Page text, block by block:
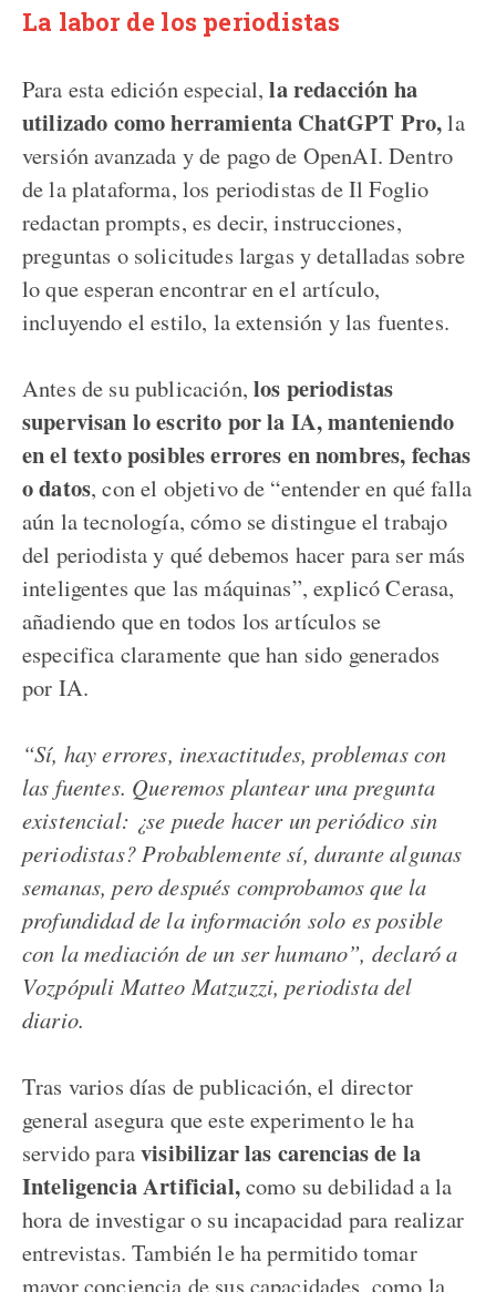
La labor de los periodistas
Para esta edición especial,la redacción ha
utilizado como herramienta ChatGPT Pro,la
versión avanzada y de pago de OpenAI. Dentro
de la plataforma, los periodistas de Il Foglio
redactan prompts, es decir, instrucciones,
preguntas o solicitudes largas y detalladas sobre
lo que esperan encontrar en el artículo,
incluyendo el estilo, la extensión y las fuentes.
Antes de su publicación, los periodistas
supervisan lo escrito por la IA, manteniendo
en el texto posibles errores en nombres, fechas
o datos, con el objetivo de “entender en qué falla
aún la tecnología, cómo se distingue el trabajo
del periodista y qué debemos hacer para ser más
inteligentes que las máquinas”, explicó Cerasa,
añadiendo que en todos los artículos se
especifica claramente que han sido generados
por IA.
“Sí, hay errores, inexactitudes, problemas con
las fuentes. Queremos plantear una pregunta
existencial: ¿se puede hacer un periódico sin
periodistas? Probablemente sí, durante algunas
semanas, pero después comprobamos que la
profundidad de la información solo es posible
con la mediación de un ser humano”, declaró a
Vozpópuli Matteo Matzuzzi, periodista del
diario.
Tras varios días de publicación, el director
general asegura que este experimento le ha
servido paravisibilizar las carencias de la
Inteligencia Artificial,como su debilidad a la
hora de investigar o su incapacidad para realizar
entrevistas. También le ha permitido tomar
mayor conciencia de sus capacidades, como la